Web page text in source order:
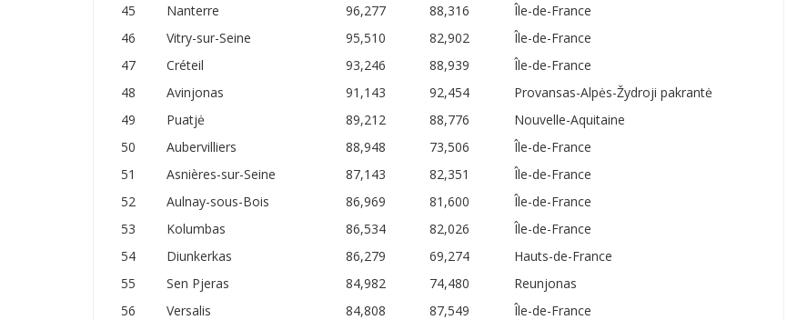
45
Nanterre 96,277 88,316
Île-de-France
46
Vitry-sur-Seine 95,510 82,902
Île-de-France
47
Créteil 93,246 88,939
Île-de-France
48
Avinjonas 91,143 92,454
Provansas-Alpės-Žydroji pakrantė
49
Puatjė 89,212 88,776
Nouvelle-Aquitaine
50
Aubervilliers 88,948 73,506
Île-de-France
51
Asnières-sur-Seine 87,143 82,351
Île-de-France
52
Aulnay-sous-Bois 86,969 81,600
Île-de-France
53
Kolumbas 86,534 82,026
Île-de-France
54
Diunkerkas 86,279 69,274
Hauts-de-France
55
Sen Pjeras 84,982 74,480
Reunjonas
56
Versalis 84,808 87,549
Île-de-France